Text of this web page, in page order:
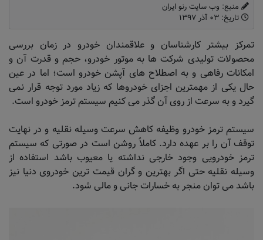
منبع: وب سایت رنو ایران
تاریخ: ۰۳ آذر ۱۳۹۷
تمرکز بیشتر کارشناسان و علاقمندان خودرو در زمان بررسی
محصولات تولیدی شرکت ها به موتور خودرو، حجم و قدرت آن و
امکانات رفاهی و به اصطلاح های آپشن خودرو است؛ اما در عین
حال یکی از مهمترین اجزای خودروها که زیاد مورد توجه قرار نمی
گیرد و به سرعت از روی آن گذر می کنیم سیستم ترمز خودرو است.
سیستم ترمز خودرو وظیفه کاهش سرعت وسیله نقلیه و در نهایت
توقف آن را بر عهده دارد. کاملاً روشن است در صورتی که سیستم
ترمز خودرویی وجود خارجی نداشته یا معیوب باشد استفاده از
وسیله نقلیه حتی اگر بهترین و گران قیمت ترین خودروی دنیا نیز
باشد می توان منجر به خسارات جانی و مالی شود.